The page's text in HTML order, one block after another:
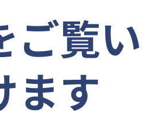
ご覧い
ます